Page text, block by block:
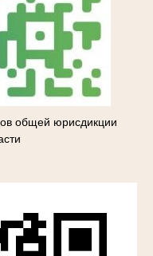
общей юрисдикции